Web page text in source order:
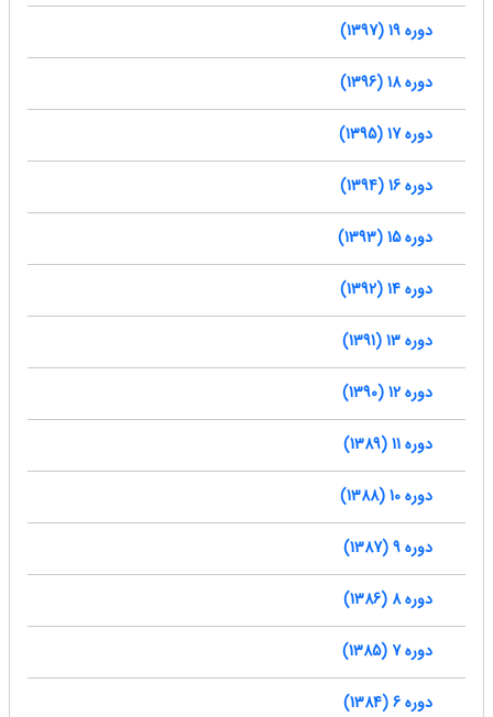
دوره 19 (1397)
دوره 18 (1396)
دوره 17 (1395)
دوره 16 (1394)
دوره 15 (1393)
دوره 14 (1392)
دوره 13 (1391)
دوره 12 (1390)
دوره 11 (1389)
دوره 10 (1388)
دوره 9 (1387)
دوره 8 (1386)
دوره 7 (1385)
دوره 6 (1384)